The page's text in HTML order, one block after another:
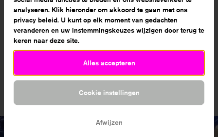
+ Studie in Cijfers
Meld je aan
analyseren. Klik hieronder om akkoord te gaan met ons
privacy beleid. U kunt op elk moment van gedachten
veranderen en uw instemmingskeuzes wijzigen door terug te
keren naar deze site.
Alles accepteren
Cookie instellingen
Afwijzen